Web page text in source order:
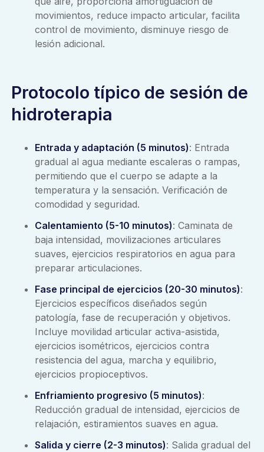
movimientos, reduce impacto articular, facilita
control de movimiento, disminuye riesgo de
lesión adicional.
Protocolo típico de sesión de
hidroterapia
Entrada y adaptación (5 minutos): Entrada
gradual al agua mediante escaleras o rampas,
permitiendo que el cuerpo se adapte a la
temperatura y la sensación. Verificación de
comodidad y seguridad.
Calentamiento (5-10 minutos): Caminata de
baja intensidad, movilizaciones articulares
suaves, ejercicios respiratorios en agua para
preparar articulaciones.
Fase principal de ejercicios (20-30 minutos):
Ejercicios específicos diseñados según
patología, fase de recuperación y objetivos.
Incluye movilidad articular activa-asistida,
ejercicios isométricos, ejercicios contra
resistencia del agua, marcha y equilibrio,
ejercicios propioceptivos.
Enfriamiento progresivo (5 minutos):
Reducción gradual de intensidad, ejercicios de
relajación, estiramientos suaves en agua.
Salida y cierre (2-3 minutos): Salida gradual del